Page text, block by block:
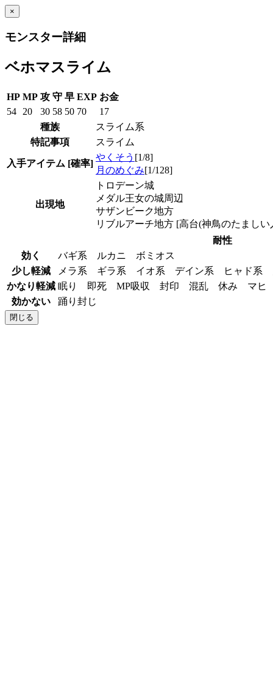
×
モンスター詳細
ベホマスライム
HP MP 攻 守 早 EXP お金
54
20 30 58 50 70
17
種族
スライム系
特記事項
スライム
入手アイテム [確率]
やくそう [1/8]
月のめぐみ[1/128]
出現地
トロデーン城
メダル王女の城周辺
サザンビーク地方
リブルアーチ地方 [高台(神鳥のたましい
耐性
効く
バギ系 ルカニ ボミオス
少し軽減
メラ系 ギラ系 イオ系 デイン系 ヒャ
かなり軽減 眠り 即死 MP吸収 封印 混乱 休み マ
効かない
踊り封じ
閉じる